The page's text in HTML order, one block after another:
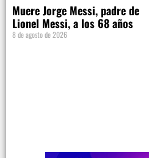
Muere Jorge Messi, padre de
Lionel Messi, a los 68 años
8 de agosto de 2026